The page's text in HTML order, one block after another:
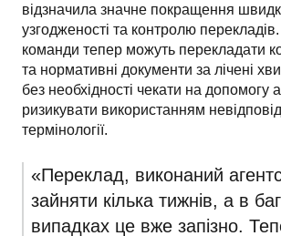
відзначила значне покращення
узгодженості та контролю
команди тепер можуть перекладати
та нормативні документи за лічені
без необхідності чекати на допомогу
ризикувати використанням
термінології.
«Переклад, виконаний
зайняти кілька тижнів, а в
випадках це вже запізно.